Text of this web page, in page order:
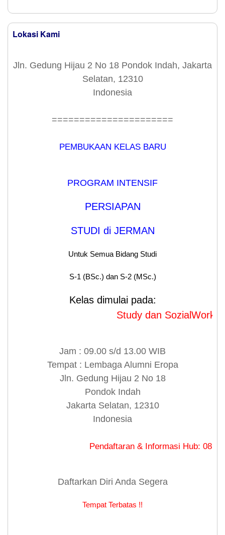
Lokasi Kami
Jln. Gedung Hijau 2 No 18 Pondok Indah, Jakarta
Selatan, 12310
Indonesia
======================
PEMBUKAAN KELAS BARU
PROGRAM INTENSIF
PERSIAPAN
STUDI di JERMAN
Untuk Semua Bidang Studi
S-1 (BSc.) dan S-2 (MSc.)
Kelas dimulai pada:
Study dan SozialWork
Jam : 09.00 s/d 13.00 WIB
Tempat : Lembaga Alumni Eropa
Jln. Gedung Hijau 2 No 18
Pondok Indah
Jakarta Selatan, 12310
Indonesia
Pendaftaran & Informasi Hub: 0813 8480
Daftarkan Diri Anda Segera
Tempat Terbatas !!